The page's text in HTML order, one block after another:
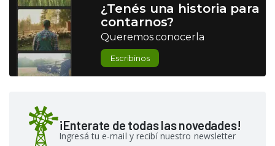
¿Tenés una historia para
contarnos?
Queremos conocerla
Escribinos
¡Enterate de todas las novedades!
Ingresá tu e-mail y recibí nuestro newsletter